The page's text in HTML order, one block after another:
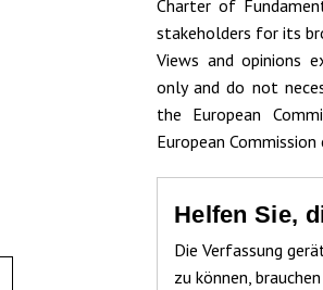
Charter of
stakeholders for its
Views and opinions
only and do not
the European
European
Helfen Sie,
Die Verfassung
zu können,